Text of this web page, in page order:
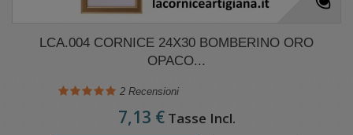
LCA.004 CORNICE 24X30 BOMBERINO ORO
OPACO...
2 Recensioni
7,13 € Tasse Incl.